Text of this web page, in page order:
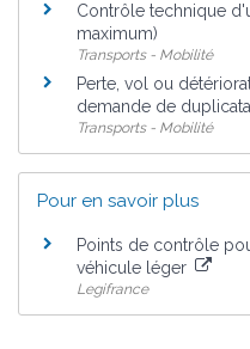
Contrôle technique
maximum)
Transports - Mobilité
Perte, vol ou
demande de duplicata
Transports - Mobilité
Pour en savoir plus
Points de contrôle
véhicule léger
Legifrance